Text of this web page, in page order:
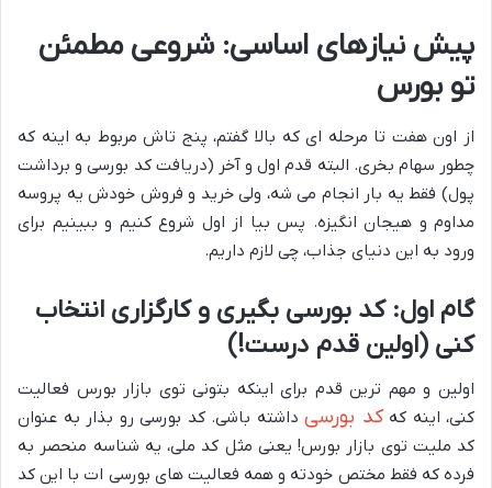
پیش نیازهای اساسی: شروعی مطمئن
تو بورس
از اون هفت تا مرحله ای که بالا گفتم، پنج تاش مربوط به اینه که
چطور سهام بخری. البته قدم اول و آخر (دریافت کد بورسی و برداشت
پول) فقط یه بار انجام می شه، ولی خرید و فروش خودش یه پروسه
مداوم و هیجان انگیزه. پس بیا از اول شروع کنیم و ببینیم برای
ورود به این دنیای جذاب، چی لازم داریم.
گام اول: کد بورسی بگیری و کارگزاری انتخاب
کنی (اولین قدم درست!)
اولین و مهم ترین قدم برای اینکه بتونی توی بازار بورس فعالیت
کنی، اینه کهکد بورسی داشته باشی. کد بورسی رو بذار به عنوان
کد ملیت توی بازار بورس! یعنی مثل کد ملی، یه شناسه منحصر به
فرده که فقط مختص خودته و همه فعالیت های بورسی ات با این کد